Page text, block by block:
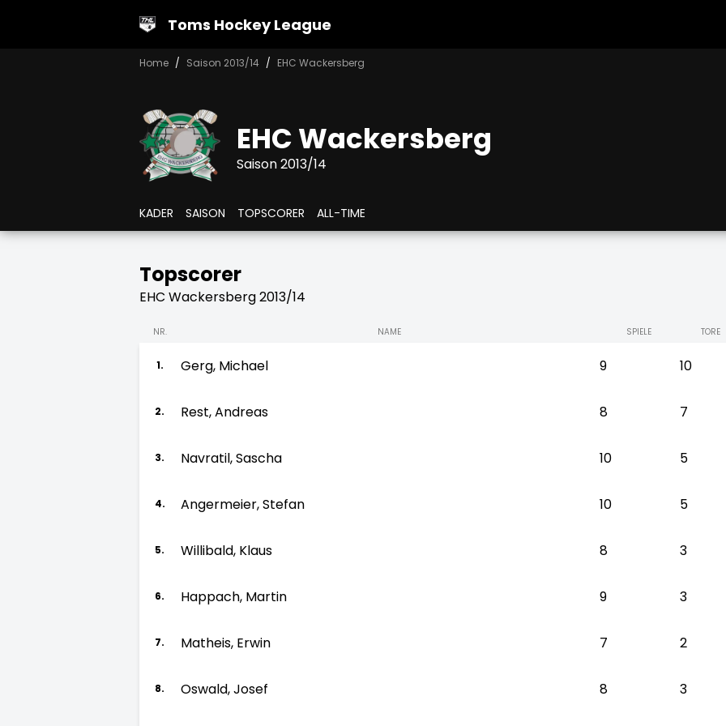
Toms Hockey League
Home Saison 2013/14 EHC Wackersberg
EHC Wackersberg
Saison 2013/14
KADER SAISON TOPSCORER ALL-TIME
Topscorer
EHC Wackersberg 2013/14
NR. NAME SPIELE TORE
1. Gerg, Michael 9 10
2. Rest, Andreas 8 7
3. Navratil, Sascha 10 5
4. Angermeier, Stefan 10 5
5. Willibald, Klaus 8 3
6. Happach, Martin 9 3
7. Matheis, Erwin 7 2
8. Oswald, Josef 8 3